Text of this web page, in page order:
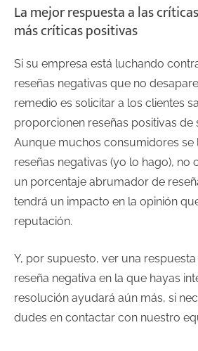
La mejor respuesta a las
más críticas positivas
Si su empresa está luchando
reseñas negativas que no
remedio es solicitar a los clientes
proporcionen reseñas positivas de
Aunque muchos consumidores se
reseñas negativas (yo lo hago), no
un porcentaje abrumador de
tendrá un impacto en la opinión
reputación.
Y, por supuesto, ver una
reseña negativa en la que hayas
resolución ayudará aún más, si
dudes en contactar con nuestro